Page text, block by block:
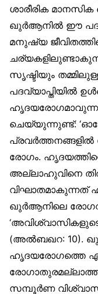
ശാരീരിക
ഖുർആനിൽ ഈ പദം
മനുഷ്യ
സൃഷ്ടിയും
പദവ്യാപ്തിയിൽ
ചെയ്യുന്നുണ്ട്:
രോഗം.
അല്ലാഹുവിനെ
വിഘാതമാകുന്നത്
ഖുർആനിലെ
(അൽബഖറ: 10).
ഹൃദയരോഗത്തെ
സമ്പൂർണ